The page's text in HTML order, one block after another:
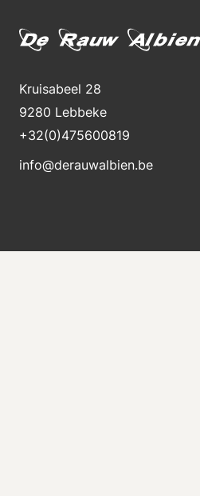
Kruisabeel 28
9280 Lebbeke
+32(0)475600819
info@derauwalbien.be
Blijft op de hoogte van